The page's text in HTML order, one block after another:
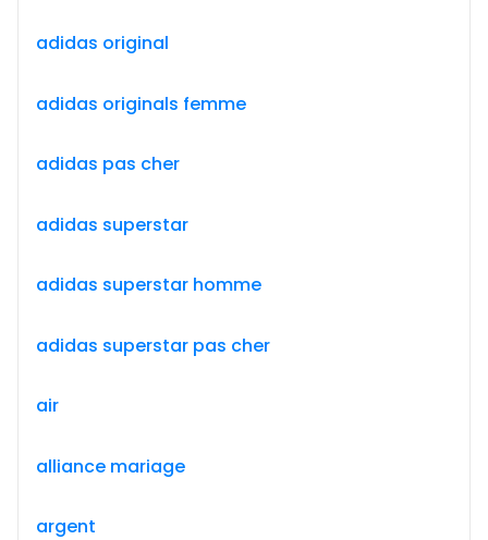
adidas original
adidas originals femme
adidas pas cher
adidas superstar
adidas superstar homme
adidas superstar pas cher
air
alliance mariage
argent